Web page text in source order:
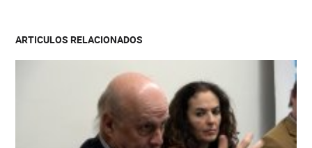
ARTICULOS RELACIONADOS